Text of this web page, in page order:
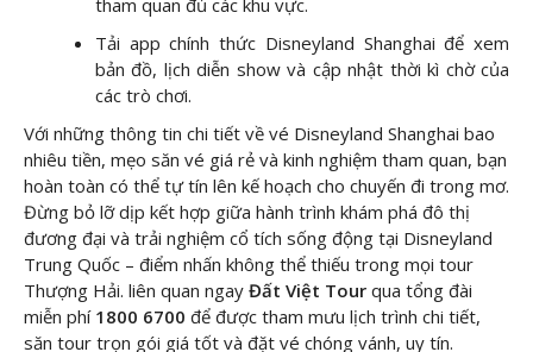
tham quan đủ các khu vực.
Tải app chính thức Disneyland Shanghai để xem
bản đồ, lịch diễn show và cập nhật thời kì chờ của
các trò chơi.
Với những thông tin chi tiết về vé Disneyland Shanghai bao
nhiêu tiền, mẹo săn vé giá rẻ và kinh nghiệm tham quan, bạn
hoàn toàn có thể tự tín lên kế hoạch cho chuyến đi trong mơ.
Đừng bỏ lỡ dịp kết hợp giữa hành trình khám phá đô thị
đương đại và trải nghiệm cổ tích sống động tại Disneyland
Trung Quốc – điểm nhấn không thể thiếu trong mọi tour
Thượng Hải. liên quan ngay Đất Việt Tour qua tổng đài
miễn phí 1800 6700 để được tham mưu lịch trình chi tiết,
săn tour trọn gói giá tốt và đặt vé chóng vánh, uy tín.